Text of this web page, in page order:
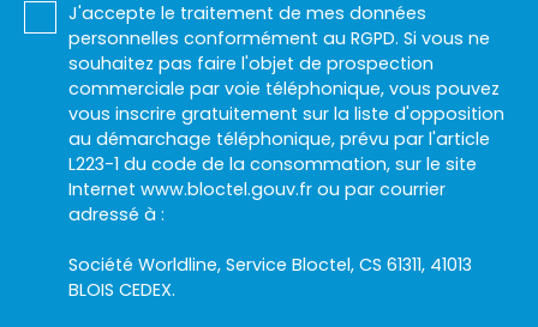
J'accepte le traitement de mes données
personnelles conformément au RGPD. Si vous ne
souhaitez pas faire l'objet de prospection
commerciale par voie téléphonique, vous pouvez
vous inscrire gratuitement sur la liste d'opposition
au démarchage téléphonique, prévu par l'article
L223-1 du code de la consommation, sur le site
Internet www.bloctel.gouv.fr ou par courrier
adressé à :
Société Worldline, Service Bloctel, CS 61311, 41013
BLOIS CEDEX.